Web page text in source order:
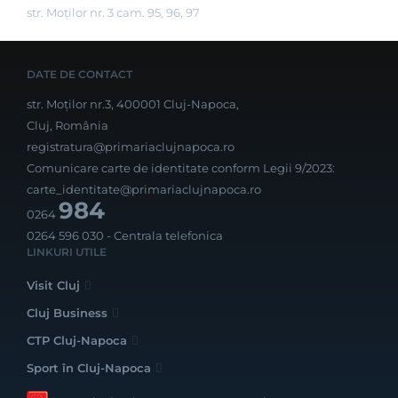
str. Moților nr. 3 cam. 95, 96, 97
DATE DE CONTACT
str. Moților nr.3, 400001 Cluj-Napoca,
Cluj, România
registratura@primariaclujnapoca.ro
Comunicare carte de identitate conform Legii 9/2023:
carte_identitate@primariaclujnapoca.ro
0264984
0264 596 030 - Centrala telefonica
LINKURI UTILE
Visit Cluj
Cluj Business
CTP Cluj-Napoca
Sport în Cluj-Napoca